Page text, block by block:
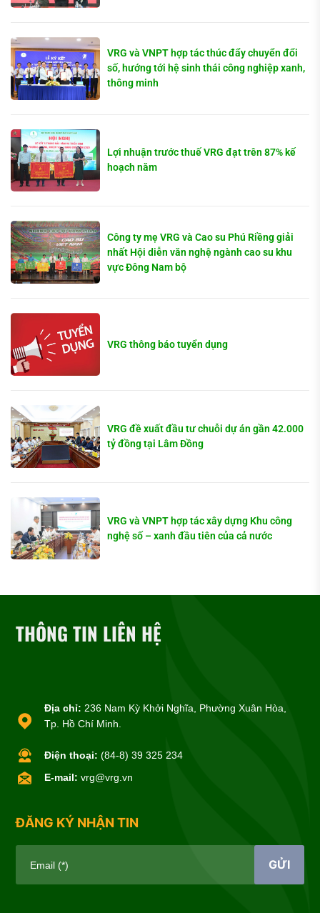
VRG và VNPT hợp tác thúc đẩy chuyển đổi
số, hướng tới hệ sinh thái công nghiệp xanh,
thông minh
Lợi nhuận trước thuế VRG đạt trên 87% kế
hoạch năm
Công ty mẹ VRG và Cao su Phú Riềng giải
nhất Hội diễn văn nghệ ngành cao su khu
vực Đông Nam bộ
VRG thông báo tuyển dụng
VRG đề xuất đầu tư chuỗi dự án gần 42.000
tỷ đồng tại Lâm Đồng
VRG và VNPT hợp tác xây dựng Khu công
nghệ số – xanh đầu tiên của cả nước
THÔNG TIN LIÊN HỆ
Địa chỉ: 236 Nam Kỳ Khởi Nghĩa, Phường Xuân Hòa,
Tp. Hồ Chí Minh.
Điện thoại: (84-8) 39 325 234
E-mail: vrg@vrg.vn
ĐĂNG KÝ NHẬN TIN
Email (*) GỬI